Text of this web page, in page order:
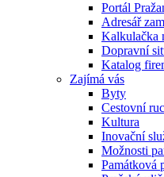
Portál
Adresář
Kalkulačka
Dopravní
Katalog
Zajímá vás
Byty
Cestovní
Kultura
Inovační
Možnosti
Památková